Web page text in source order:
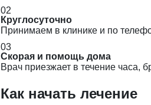
02
Круглосуточно
Принимаем в клинике и по
03
Скорая и помощь дома
Врач приезжает в течение часа,
Как начать лечение